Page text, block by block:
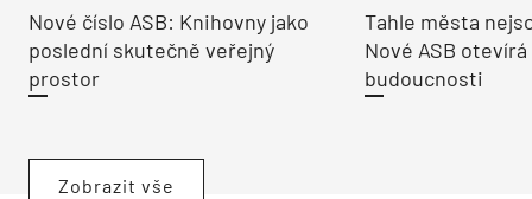
Nové číslo ASB: Knihovny jako
poslední skutečně veřejný
prostor
Tahle města
Nové ASB
budoucnosti
Zobrazit vše